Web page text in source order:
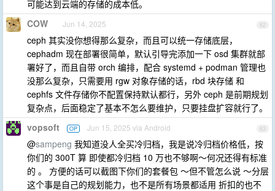
可能达到云端的存储的成本低。
62
COW Jun 14, 2025
ceph 其实没你想得那么复杂，而且可以统一存储底层，
cephadm 现在部署很简单，默认引导完添加一下 osd 集群就部
署好了，而且自带 orch 编排，配合 systemd + podman 管理也
没那么复杂，只需要用 rgw 对象存储的话，rbd 块存储 和
cephfs 文件存储你不配置保持默认都行，另外 ceph 是前期规划
复杂点，后面稳定了基本不怎么要维护，只要挂盘扩容就行了。
63
vopsoft OP Jun 15, 2025 via Android
@sampeng 我知道没人全买冷归档，我是说冷归档价格低，按
你们的 300T 算 即使都冷归档 10 万也不够啊～何况还得有标准
的 。 方便的话可以截图下你们的套餐包 ～但不管怎么说 ～分层
这个事是自己的规划能力，也不是所有场景都适用 折扣的也不